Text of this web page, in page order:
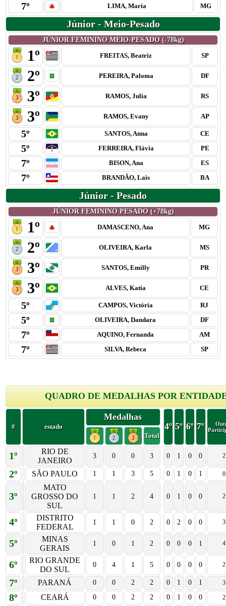
7º LIMA, Maria MG
Júnior - Meio-Pesado
JÚNIOR FEMININO MEIO-PESADO (-78kg)
1º FREITAS, Beatriz SP
2º PEREIRA, Paloma DF
3º RAMOS, Julia RS
3º RAMOS, Evany AP
5º SANTOS, Anna CE
5º FERREIRA, Flávia PE
7º BISON, Ana ES
7º BRANDÃO, Lais BA
Júnior - Pesado
JÚNIOR FEMININO PESADO (+78kg)
1º DAMASCENO, Ana MG
2º OLIVEIRA, Karla MS
3º SANTOS, Emilly PR
3º ALVES, Katia CE
5º CAMPOS, Victória RJ
5º OLIVEIRA, Dandara DF
7º AQUINO, Fernanda AM
7º SILVA, Rebeca SP
QUADRO DE MEDALHAS POR
# estado
Medalhas
4º 5º 6º 7º
Total
1º
RIO DE
JANEIRO
3 0 0 3 0 1 0 0 2
2º SÃO PAULO 1 1 3 5 0 1 0 1 0
3º
MATO
GROSSO DO
SUL
1 1 2 4 0 1 0 0 2
4º
DISTRITO
FEDERAL
1 1 0 2 0 2 0 0 3
5º
MINAS
GERAIS
1 0 1 2 0 0 0 1 4
6º
RIO GRANDE
DO SUL
0 4 1 5 0 0 0 0 2
7º PARANÁ 0 0 2 2 0 1 0 1 3
8º CEARÁ 0 0 2 2 0 1 0 0 2